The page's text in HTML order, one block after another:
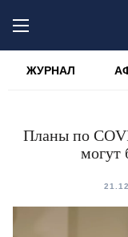
ЖУРНАЛ
Планы по
могут